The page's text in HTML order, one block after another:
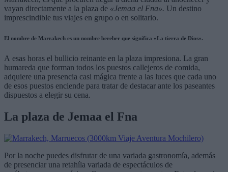
vayan directamente a la plaza de «Jemaa el Fna». Un destino
imprescindible tus viajes en grupo o en solitario.
El nombre de Marrakech es un nombre bereber que significa «La tierra de Dios».
A esas horas el bullicio reinante en la plaza impresiona. La gran
humareda que forman todos los puestos callejeros de comida,
adquiere una presencia casi mágica frente a las luces que cada uno
de esos puestos enciende para tratar de destacar ante los paseantes
dispuestos a elegir su cena.
La plaza de Jemaa el Fna
Por la noche puedes disfrutar de una variada gastronomía, además
de presenciar una retahíla variada de espectáculos de